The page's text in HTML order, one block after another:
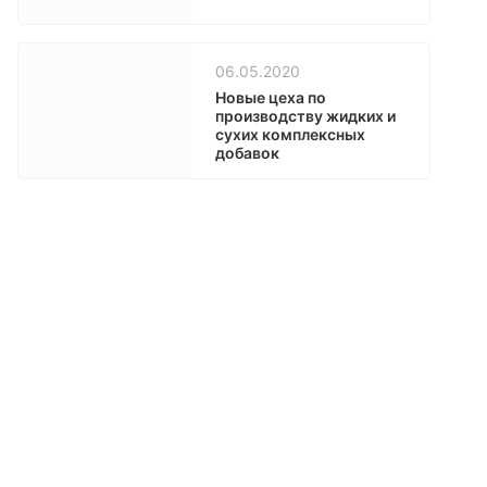
06.05.2020
Новые цеха по
производству жидких и
сухих комплексных
добавок